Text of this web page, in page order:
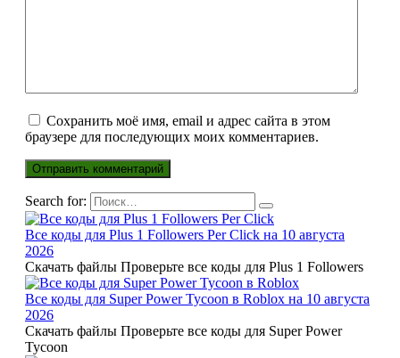
Сохранить моё имя, email и адрес сайта в этом
браузере для последующих моих комментариев.
Search for:
Все коды для Plus 1 Followers Per Click на 10 августа
2026
Скачать файлы Проверьте все коды для Plus 1 Followers
Все коды для Super Power Tycoon в Roblox на 10 августа
2026
Скачать файлы Проверьте все коды для Super Power
Tycoon